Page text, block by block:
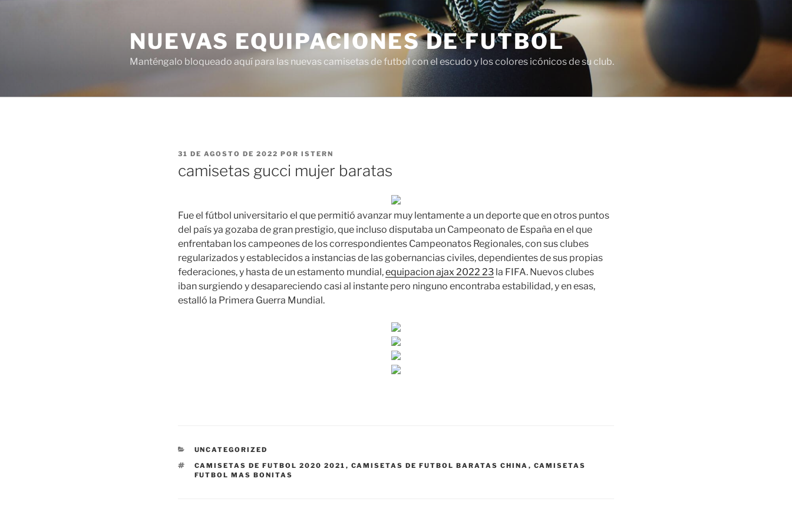
NUEVAS EQUIPACIONES DE FUTBOL
Manténgalo bloqueado aquí para las nuevas camisetas de futbol con el escudo y los colores icónicos de su club.
PUBLICADO
31 DE AGOSTO DE 2022 POR ISTERN
camisetas gucci mujer baratas
Fue el fútbol universitario el que permitió avanzar muy lentamente a un deporte que en otros puntos
del país ya gozaba de gran prestigio, que incluso disputaba un Campeonato de España en el que
enfrentaban los campeones de los correspondientes Campeonatos Regionales, con sus clubes
regularizados y establecidos a instancias de las gobernancias civiles, dependientes de sus propias
federaciones, y hasta de un estamento mundial,equipacion ajax 2022 23 la FIFA. Nuevos clubes
iban surgiendo y desapareciendo casi al instante pero ninguno encontraba estabilidad, y en esas,
estalló la Primera Guerra Mundial.
CATEGORÍAS
UNCATEGORIZED
ETIQUETAS
CAMISETAS DE FUTBOL 2020 2021 , CAMISETAS DE FUTBOL BARATAS CHINA , CAMISETAS
FUTBOL MAS BONITAS